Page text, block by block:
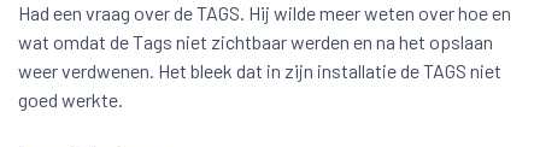
Had een vraag over de TAGS. Hij wilde meer weten over hoe en
wat omdat de Tags niet zichtbaar werden en na het opslaan
weer verdwenen. Het bleek dat in zijn installatie de TAGS niet
goed werkte.